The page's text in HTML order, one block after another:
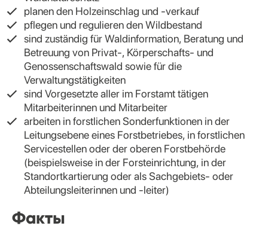
planen den Holzeinschlag und -verkauf
pflegen und regulieren den Wildbestand
sind zuständig für Waldinformation, Beratung und
Betreuung von Privat-, Körperschafts- und
Genossenschaftswald sowie für die
Verwaltungstätigkeiten
sind Vorgesetzte aller im Forstamt tätigen
Mitarbeiterinnen und Mitarbeiter
arbeiten in forstlichen Sonderfunktionen in der
Leitungsebene eines Forstbetriebes, in forstlichen
Servicestellen oder der oberen Forstbehörde
(beispielsweise in der Forsteinrichtung, in der
Standortkartierung oder als Sachgebiets- oder
Abteilungsleiterinnen und -leiter)
Факты